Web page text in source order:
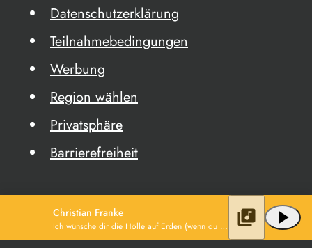
Datenschutzerklärung
Teilnahmebedingungen
Werbung
Region wählen
Privatsphäre
Barrierefreiheit
Christian Franke
Ich wünsche dir die Hölle auf Erden (wenn du heut" gehst) play_arrow
library_music